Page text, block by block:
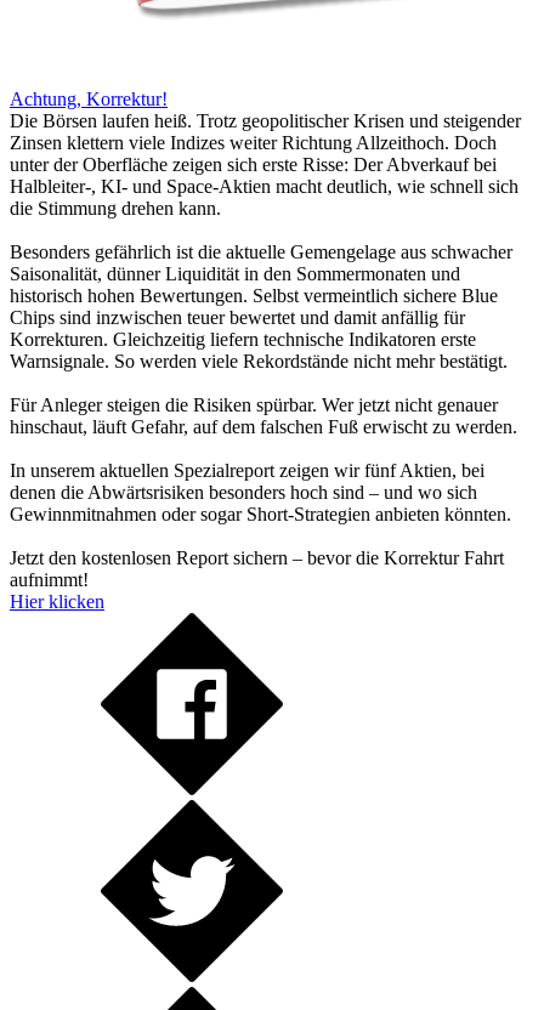
Achtung, Korrektur!
Die Börsen laufen heiß. Trotz geopolitischer Krisen und steigender
Zinsen klettern viele Indizes weiter Richtung Allzeithoch. Doch
unter der Oberfläche zeigen sich erste Risse: Der Abverkauf bei
Halbleiter-, KI- und Space-Aktien macht deutlich, wie schnell sich
die Stimmung drehen kann.
Besonders gefährlich ist die aktuelle Gemengelage aus schwacher
Saisonalität, dünner Liquidität in den Sommermonaten und
historisch hohen Bewertungen. Selbst vermeintlich sichere Blue
Chips sind inzwischen teuer bewertet und damit anfällig für
Korrekturen. Gleichzeitig liefern technische Indikatoren erste
Warnsignale. So werden viele Rekordstände nicht mehr bestätigt.
Für Anleger steigen die Risiken spürbar. Wer jetzt nicht genauer
hinschaut, läuft Gefahr, auf dem falschen Fuß erwischt zu werden.
In unserem aktuellen Spezialreport zeigen wir fünf Aktien, bei
denen die Abwärtsrisiken besonders hoch sind – und wo sich
Gewinnmitnahmen oder sogar Short-Strategien anbieten könnten.
Jetzt den kostenlosen Report sichern – bevor die Korrektur Fahrt
aufnimmt!
Hier klicken